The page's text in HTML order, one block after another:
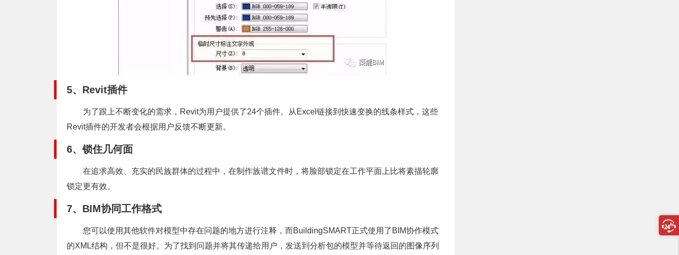
5、Revit插件
为了跟上不断变化的需求，Revit为用户提供了24个插件。从Excel链接到快速变换的线条样式，这些
Revit插件的开发者会根据用户反馈不断更新。
6、锁住几何面
在追求高效、充实的民族群体的过程中，在制作族谱文件时，将脸部锁定在工作平面上比将素描轮廓
锁定更有效。
7、BIM协同工作格式
您可以使用其他软件对模型中存在问题的地方进行注释，而BuildingSMART正式使用了BIM协作模式
的XML结构，但不是很好。为了找到问题并将其传递给用户，发送到分析包的模型并等待返回的图像序列